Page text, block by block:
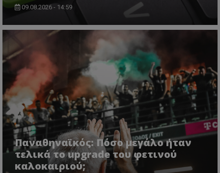
09.08.2026 - 14:59
Παναθηναϊκός: Πόσο μεγάλο ήταν
τελικά το upgrade του φετινού
καλοκαιριού;